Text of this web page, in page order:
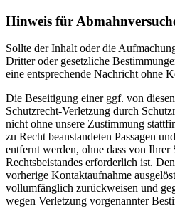
Hinweis für
Sollte der Inhalt oder die
Dritter oder gesetzliche
eine entsprechende Nachricht ohne
Die Beseitigung einer ggf. von
Schutzrecht-Verletzung durch
nicht ohne unsere Zustimmung
zu Recht beanstandeten Passagen
entfernt werden, ohne dass von Ihrer
Rechtsbeistandes erforderlich ist.
vorherige Kontaktaufnahme
vollumfänglich zurückweisen und
wegen Verletzung vorgenannter